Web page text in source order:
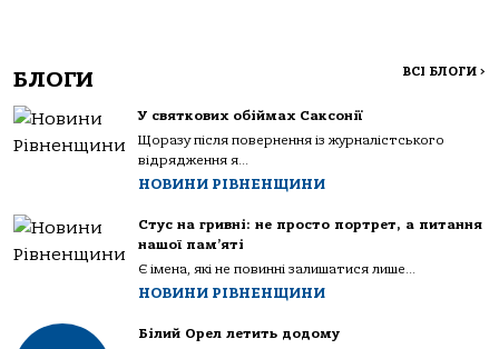
БЛОГИ ВСІ БЛОГИ >
У святкових обіймах Саксонії
Щоразу після повернення із журналістського
відрядження я...
НОВИНИ РІВНЕНЩИНИ
Стус на гривні: не просто портрет, а питання
нашої пам’яті
Є імена, які не повинні залишатися лише...
НОВИНИ РІВНЕНЩИНИ
Білий Орел летить додому